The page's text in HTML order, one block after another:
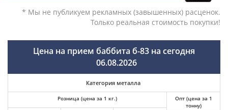
* Мы не публикуем рекламных (завышенных) расценок.
Только реальная стоимость покупки!
Цена на прием баббита б-83 на сегодня
06.08.2026
Категория металла
Розница (цена за 1 кг.)
Опт (цена за 1
тонну)